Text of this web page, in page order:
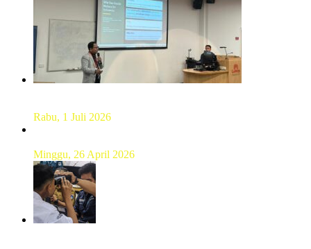
Rabu, 1 Juli 2026
Minggu, 26 April 2026